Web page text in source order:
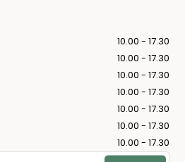
10.00 - 17.30
10.00 - 17.30
10.00 - 17.30
10.00 - 17.30
10.00 - 17.30
10.00 - 17.30
10.00 - 17.30